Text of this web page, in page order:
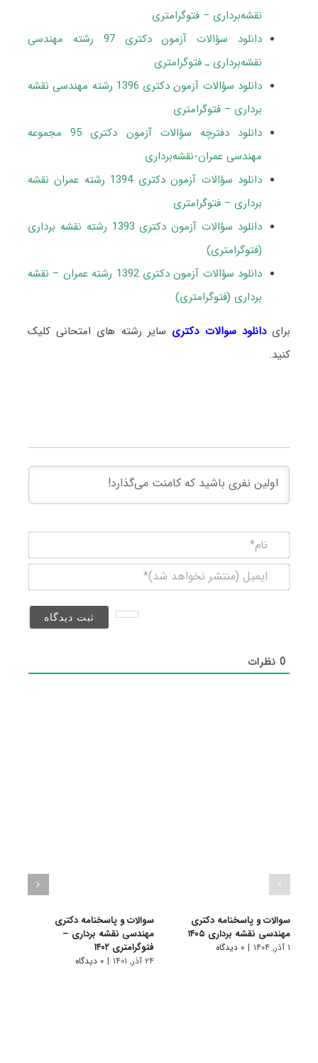
نقشه‌برداری – فتوگرامتری
دانلود سؤالات آزمون دکتری 97 رشته مهندسی
نقشه‌برداری ـ فتوگرامتری
دانلود سؤالات آزمون دکتری 1396 رشته مهندسی نقشه
برداری – فتوگرامتری
دانلود دفترچه سؤالات آزمون دکتری 95 مجموعه
مهندسی عمران-نقشه‌برداری
دانلود سؤالات آزمون دکتری 1394 رشته عمران نقشه
برداری – فتوگرامتری
دانلود سؤالات آزمون دکتری 1393 رشته نقشه برداری
(فتوگرامتری)
دانلود سؤالات آزمون دکتری 1392 رشته عمران – نقشه
برداری (فتوگرامتری)
برایدانلود سوالات دکتری سایر رشته های امتحانی کلیک
کنید.
(منتشر
0نظرات
سوالات و پاسخنامه دکتری
مهندسی نقشه برداری ۱۴۰۵
۱ آذر, ۱۴۰۴ | ۰ دیدگاه
سوالات و پاسخنامه دکتری
مهندسی نقشه برداری –
فتوگرامتری ۱۴۰۲
۲۴ آذر, ۱۴۰۱ | ۰ دیدگاه